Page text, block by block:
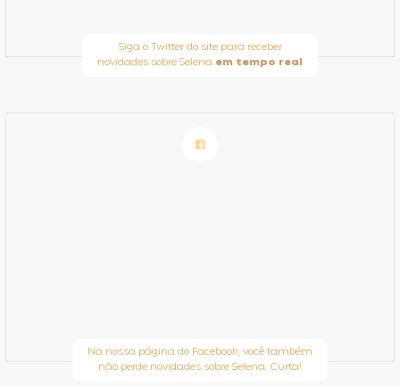
Siga o Twitter do site para receber
novidades sobre Selena em tempo real
Na nossa página do Facebook, você também
não perde novidades sobre Selena. Curta!